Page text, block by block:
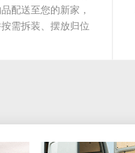
配送至您的新家，
按需拆装、摆放归位